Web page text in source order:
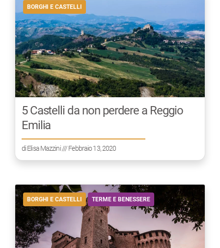
BORGHI E CASTELLI
5 Castelli da non perdere a Reggio
Emilia
diElisa Mazzini/// Febbraio 13, 2020
BORGHI E CASTELLI TERME E BENESSERE